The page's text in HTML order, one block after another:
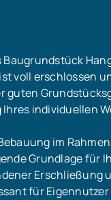
voll erschlossen
guten
individuellen
im
Grundlage für
für